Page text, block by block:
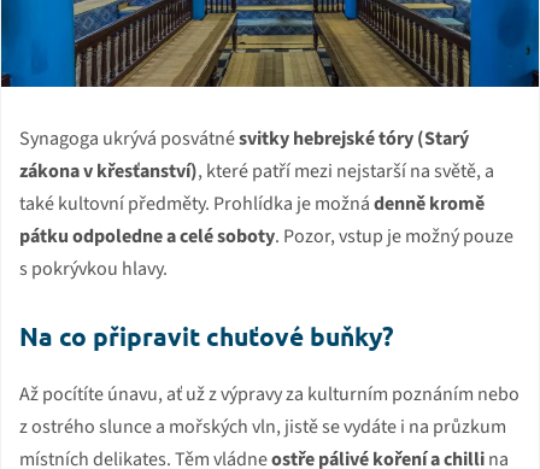
Synagoga ukrývá posvátnésvitky hebrejské tóry (Starý
zákona v křesťanství), které patří mezi nejstarší na světě, a
také kultovní předměty. Prohlídka je možnádenně kromě
pátku odpoledne a celé soboty. Pozor, vstup je možný pouze
s pokrývkou hlavy.
Na co připravit chuťové buňky?
Až pocítíte únavu, ať už z výpravy za kulturním poznáním nebo
z ostrého slunce a mořských vln, jistě se vydáte i na průzkum
místních delikates. Těm vládneostře pálivé koření a chillina